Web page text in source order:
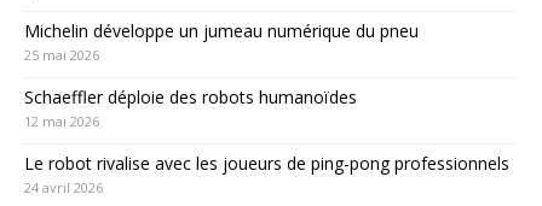
Michelin développe un jumeau numérique du pneu
25 mai 2026
Schaeffler déploie des robots humanoïdes
12 mai 2026
Le robot rivalise avec les joueurs de ping-pong professionnels
24 avril 2026